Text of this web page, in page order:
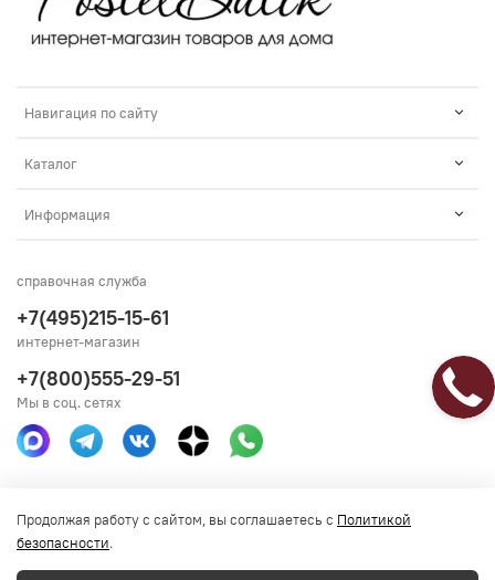
Навигация по сайту
Каталог
Информация
Получить консультацию
справочная служба
+7(495)215-15-61
интернет-магазин
+7(800)555-29-51
Мы в соц. сетях
Продолжая работу с сайтом, вы соглашаетесь с Политикой
безопасности.